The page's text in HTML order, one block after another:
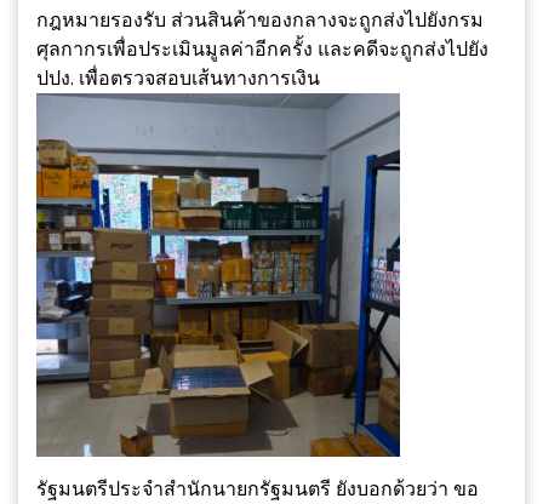
กฎหมายรองรับ ส่วนสินค้าของกลางจะถูกส่งไปยังกรม
ศุลกากรเพื่อประเมินมูลค่าอีกครั้ง และคดีจะถูกส่งไปยัง
ปปง. เพื่อตรวจสอบเส้นทางการเงิน
รัฐมนตรีประจำสำนักนายกรัฐมนตรี ยังบอกด้วยว่า ขอ